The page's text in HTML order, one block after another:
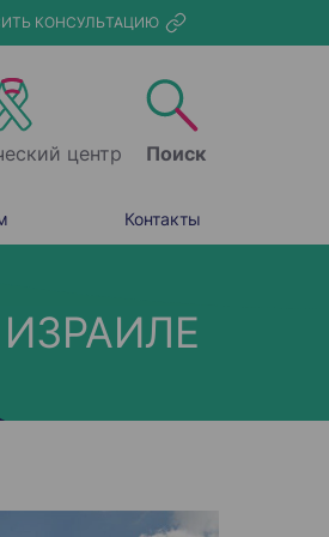
КОНСУЛЬТАЦИЮ
центр Поиск
Контакты